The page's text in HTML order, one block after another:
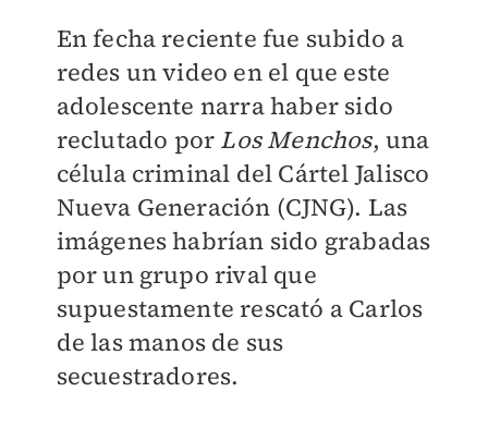
En fecha reciente fue subido a
redes un video en el que este
adolescente narra haber sido
reclutado por Los Menchos, una
célula criminal del Cártel Jalisco
Nueva Generación (CJNG). Las
imágenes habrían sido grabadas
por un grupo rival que
supuestamente rescató a Carlos
de las manos de sus
secuestradores.